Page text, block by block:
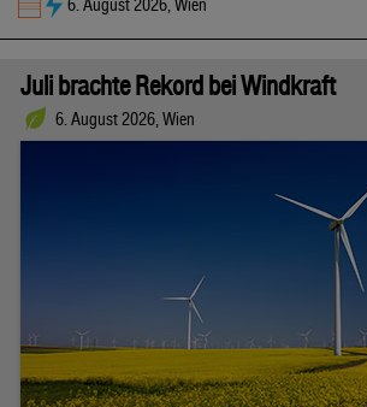
6. August 2026, Wien
Juli brachte Rekord bei Windkraft
6. August 2026, Wien